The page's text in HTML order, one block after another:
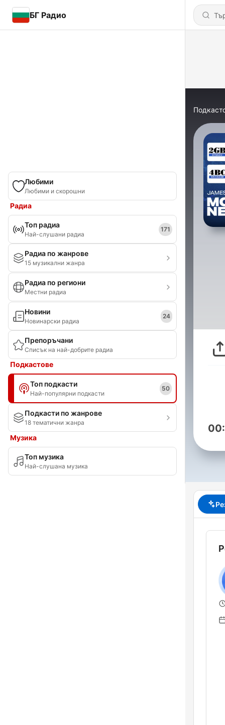
БГ Радио
Любими
Любими и скорошни
Радиа
Топ радиа
Най-слушани радиа
171
Радиа по жанрове
15 музикални жанра
Радиа по региони
Местни радиа
Новини
Новинарски радиа
24
Препоръчани
Списък на най-добрите радиа
Подкастове
Топ подкасти
Най-популярни подкасти
50
Подкасти по жанрове
18 тематични жанра
Музика
Топ музика
Най-слушана музика